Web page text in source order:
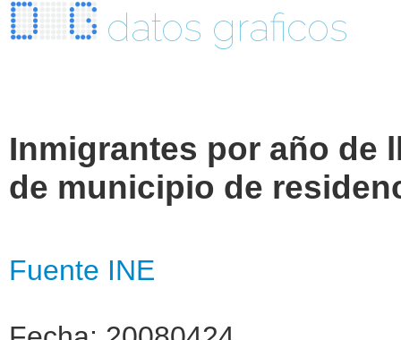
datos graficos
Inmigrantes por año de
de municipio de
Fuente INE